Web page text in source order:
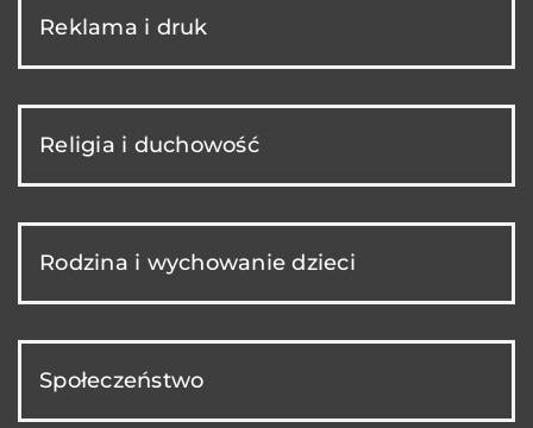
Reklama i druk
Religia i duchowość
Rodzina i wychowanie dzieci
Społeczeństwo